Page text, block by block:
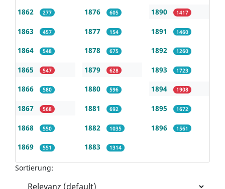
1862 277
1863 457
1864 548
1865 547
1866 580
1867 568
1868 550
1869 551
1876 605
1877 154
1878 675
1879 628
1880 596
1881 692
1882 1035
1883 1314
1890 1417
1891 1460
1892 1260
1893 1723
1894 1908
1895 1672
1896 1561
Sortierung: